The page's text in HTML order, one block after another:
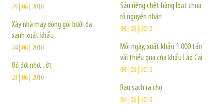
29 | 06 | 2010
Xây nhà máy đóng gói bưởi da
xanh xuất khẩu
24 | 06 | 2010
Đỏ đời nhờ... ớt
23 | 06 | 2010
Sầu riêng chết hàng loạt chưa
rõ nguyên nhân
08 | 06 | 2010
Mỗi ngày, xuất khẩu 1.000 tấn
vải thiều qua cửa khẩu Lào Cai
08 | 06 | 2010
Rau sạch ra chợ
07 | 06 | 2010